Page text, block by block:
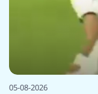
05-08-2026